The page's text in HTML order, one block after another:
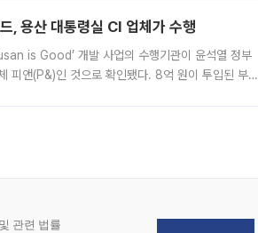
용산 대통령실 CI 업체가 수행
is Good’ 개발 사업의 수행기관이 윤석열 정부
피앤(P&)인 것으로 확인됐다. 8억 원이 투입된 부산